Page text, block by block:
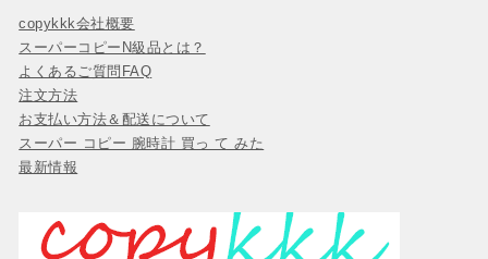
copykkk会社概要
スーパーコピーN級品とは？
よくあるご質問FAQ
注文方法
お支払い方法＆配送について
スーパー コピー 腕時計 買っ て みた
最新情報